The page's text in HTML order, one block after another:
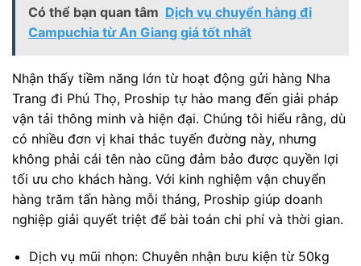
Có thể bạn quan tâm Dịch vụ chuyển hàng đi
Campuchia từ An Giang giá tốt nhất
Nhận thấy tiềm năng lớn từ hoạt động gửi hàng Nha
Trang đi Phú Thọ, Proship tự hào mang đến giải pháp
vận tải thông minh và hiện đại. Chúng tôi hiểu rằng, dù
có nhiều đơn vị khai thác tuyến đường này, nhưng
không phải cái tên nào cũng đảm bảo được quyền lợi
tối ưu cho khách hàng. Với kinh nghiệm vận chuyển
hàng trăm tấn hàng mỗi tháng, Proship giúp doanh
nghiệp giải quyết triệt để bài toán chi phí và thời gian.
Dịch vụ mũi nhọn: Chuyên nhận bưu kiện từ 50kg